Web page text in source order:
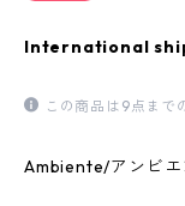
International
この商品は9点まで
Ambiente/アンビエ